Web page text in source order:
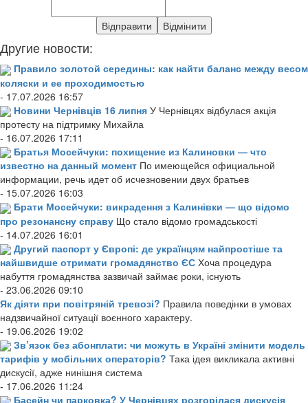
Другие новости:
Правило золотой середины: как найти баланс между весом
коляски и ее проходимостью
- 17.07.2026 16:57
Новини Чернівців 16 липня У Чернівцях відбулася акція
протесту на підтримку Михайла
- 16.07.2026 17:11
Братья Мосейчуки: похищение из Калиновки — что
известно на данный момент По имеющейся официальной
информации, речь идет об исчезновении двух братьев
- 15.07.2026 16:03
Брати Мосейчуки: викрадення з Калинівки — що відомо
про резонансну справу Що стало відомо громадськості
- 14.07.2026 16:01
Другий паспорт у Європі: де українцям найпростіше та
найшвидше отримати громадянство ЄС Хоча процедура
набуття громадянства зазвичай займає роки, існують
- 23.06.2026 09:10
Як діяти при повітряній тревозі? Правила поведінки в умовах
надзвичайної ситуації воєнного характеру.
- 19.06.2026 19:02
Зв’язок без абонплати: чи можуть в Україні змінити модель
тарифів у мобільних операторів? Така ідея викликала активні
дискусії, адже нинішня система
- 17.06.2026 11:24
Басейн чи парковка? У Чернівцях розгорілася дискусія